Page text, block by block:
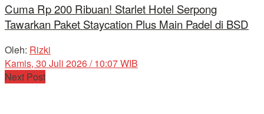
Cuma Rp 200 Ribuan! Starlet Hotel Serpong
Tawarkan Paket Staycation Plus Main Padel di BSD
Oleh: Rizki
Kamis, 30 Juli 2026 / 10:07 WIB
Next Post